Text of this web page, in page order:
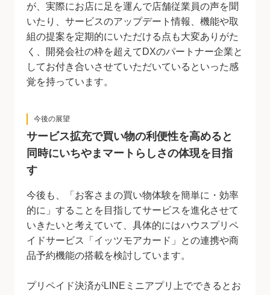
が、実際にお店に足を運んで店舗従業員の声を聞
いたり、サービスのアップデート情報、機能や取
組の提案を定期的にいただける点も大変ありがた
く、開発会社の枠を超えてDXのパートナー企業と
してお付き合いさせていただいているといった感
覚を持っています。
今後の展望
サービス拡充で買い物の利便性を高めると
同時にいちやまマートらしさの体現を目指
す
今後も、「お客さまの買い物体験を簡単に・効率
的に」することを目指してサービスを進化させて
いきたいと考えていて、具体的にはハウスプリペ
イドサービス「イッツモアカード」との連携や商
品予約機能の搭載を検討しています。
プリペイド決済がLINEミニアプリ上でできるとお